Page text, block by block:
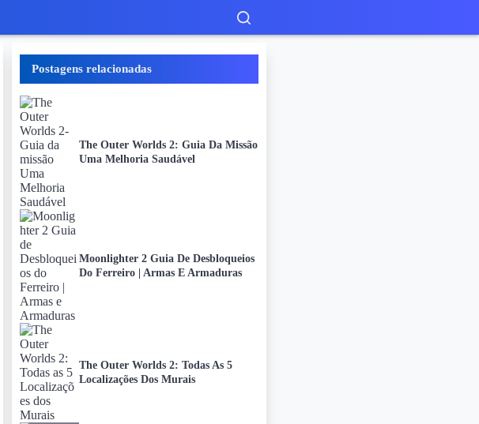
Postagens relacionadas
The Outer Worlds 2: Guia Da Missão
Uma Melhoria Saudável
Moonlighter 2 Guia De Desbloqueios
Do Ferreiro | Armas E Armaduras
The Outer Worlds 2: Todas As 5
Localizações Dos Murais